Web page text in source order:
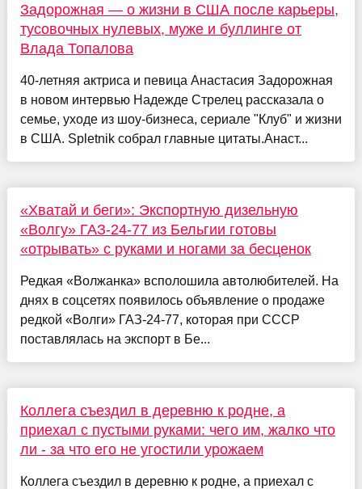
Задорожная — о жизни в США после карьеры,
тусовочных нулевых, муже и буллинге от
Влада Топалова
40-летняя актриса и певица Анастасия Задорожная
в новом интервью Надежде Стрелец рассказала о
семье, уходе из шоу-бизнеса, сериале "Клуб" и жизни
в США. Spletnik собрал главные цитаты.Анаст...
«Хватай и беги»: Экспортную дизельную
«Волгу» ГАЗ-24-77 из Бельгии готовы
«отрывать» с руками и ногами за бесценок
Редкая «Волжанка» всполошила автолюбителей. На
днях в соцсетях появилось объявление о продаже
редкой «Волги» ГАЗ-24-77, которая при СССР
поставлялась на экспорт в Бе...
Коллега съездил в деревню к родне, а
приехал с пустыми руками: чего им, жалко что
ли - за что его не угостили урожаем
Коллега съездил в деревню к родне, а приехал с